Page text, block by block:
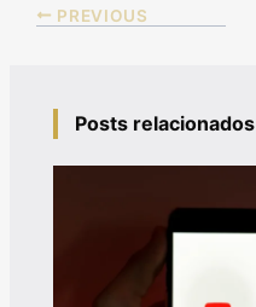
PREVIOUS
Posts relacionados